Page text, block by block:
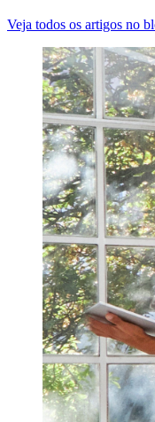
Veja todos os artigos no